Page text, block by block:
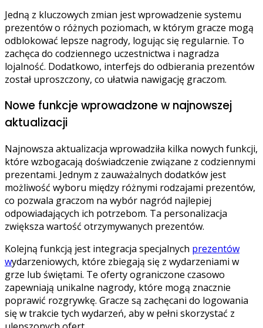
Jedną z kluczowych zmian jest wprowadzenie systemu
prezentów o różnych poziomach, w którym gracze mogą
odblokować lepsze nagrody, logując się regularnie. To
zachęca do codziennego uczestnictwa i nagradza
lojalność. Dodatkowo, interfejs do odbierania prezentów
został uproszczony, co ułatwia nawigację graczom.
Nowe funkcje wprowadzone w najnowszej
aktualizacji
Najnowsza aktualizacja wprowadziła kilka nowych funkcji,
które wzbogacają doświadczenie związane z codziennymi
prezentami. Jednym z zauważalnych dodatków jest
możliwość wyboru między różnymi rodzajami prezentów,
co pozwala graczom na wybór nagród najlepiej
odpowiadających ich potrzebom. Ta personalizacja
zwiększa wartość otrzymywanych prezentów.
Kolejną funkcją jest integracja specjalnych prezentów
wydarzeniowych, które zbiegają się z wydarzeniami w
grze lub świętami. Te oferty ograniczone czasowo
zapewniają unikalne nagrody, które mogą znacznie
poprawić rozgrywkę. Gracze są zachęcani do logowania
się w trakcie tych wydarzeń, aby w pełni skorzystać z